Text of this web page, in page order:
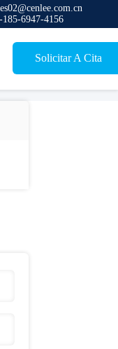
6947-4156
Solicitar A Cita